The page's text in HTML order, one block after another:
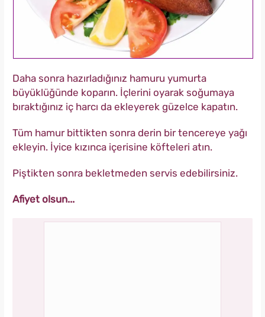
Daha sonra hazırladığınız hamuru yumurta
büyüklüğünde koparın. İçlerini oyarak soğumaya
bıraktığınız iç harcı da ekleyerek güzelce kapatın.
Tüm hamur bittikten sonra derin bir tencereye yağı
ekleyin. İyice kızınca içerisine köfteleri atın.
Piştikten sonra bekletmeden servis edebilirsiniz.
Afiyet olsun...